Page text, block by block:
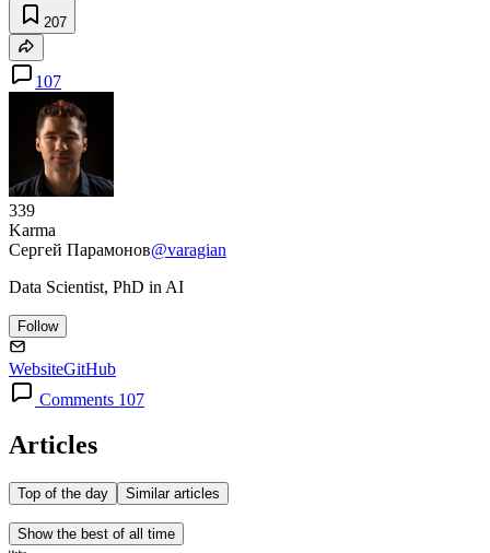
207
107
339
Karma
Сергей Парамонов@varagian
Data Scientist, PhD in AI
Follow
WebsiteGitHub
Comments 107
Articles
Top of the day Similar articles
Show the best of all time